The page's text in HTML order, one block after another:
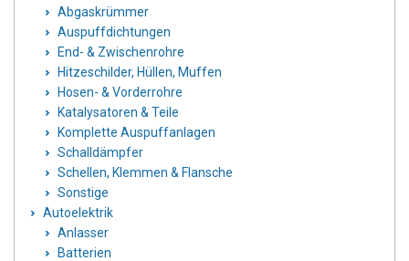
Abgaskrümmer
Auspuffdichtungen
End- & Zwischenrohre
Hitzeschilder, Hüllen, Muffen
Hosen- & Vorderrohre
Katalysatoren & Teile
Komplette Auspuffanlagen
Schalldämpfer
Schellen, Klemmen & Flansche
Sonstige
Autoelektrik
Anlasser
Batterien